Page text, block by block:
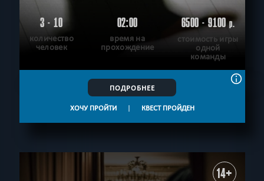
3 - 10
количество
человек
02:00
время на
прохождение
6500 - 9100р.
стоимость игры
одной
команды
ПОДРОБНЕЕ
ХОЧУ ПРОЙТИ | КВЕСТ ПРОЙДЕН
14+